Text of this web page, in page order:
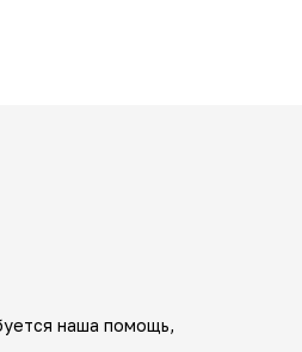
наша помощь,